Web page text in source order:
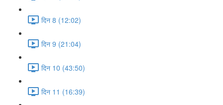
दिन 8 (12:02)
दिन 9 (21:04)
दिन 10 (43:50)
दिन 11 (16:39)